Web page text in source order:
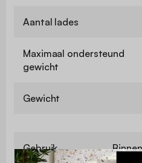
Aantal lades
Maximaal ondersteund
gewicht
Gewicht
Gebruik Binnen